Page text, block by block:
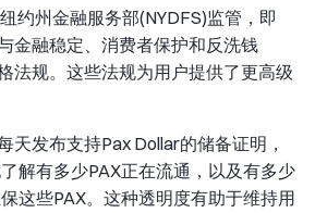
约州金融服务部(NYDFS)监管，即
金融稳定、消费者保护和反洗钱
法规。这些法规为用户提供了更高级
天发布支持Pax Dollar的储备证明，
解有多少PAX正在流通，以及有多少
这些PAX。这种透明度有助于维持用